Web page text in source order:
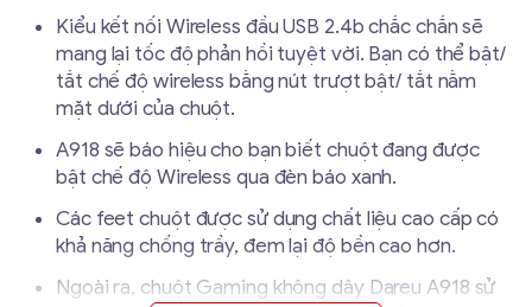
Kiểu kết nối Wireless đầu USB 2.4b chắc chắn sẽ
mang lại tốc độ phản hồi tuyệt vời. Bạn có thể bật/
tắt chế độ wireless bằng nút trượt bật/ tắt nằm
mặt dưới của chuột.
A918 sẽ báo hiệu cho bạn biết chuột đang được
bật chế độ Wireless qua đèn báo xanh.
Các feet chuột được sử dụng chất liệu cao cấp có
khả năng chống trầy, đem lại độ bền cao hơn.
Ngoài ra, chuột Gaming không dây Dareu A918 sử